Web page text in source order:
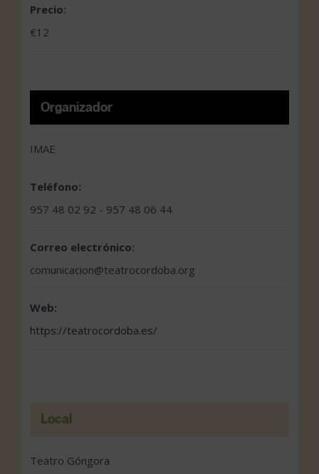
Precio:
€12
Organizador
IMAE
Teléfono:
957 48 02 92 - 957 48 06 44
Correo electrónico:
comunicacion@teatrocordoba.org
Web:
https://teatrocordoba.es/
Local
Teatro Góngora